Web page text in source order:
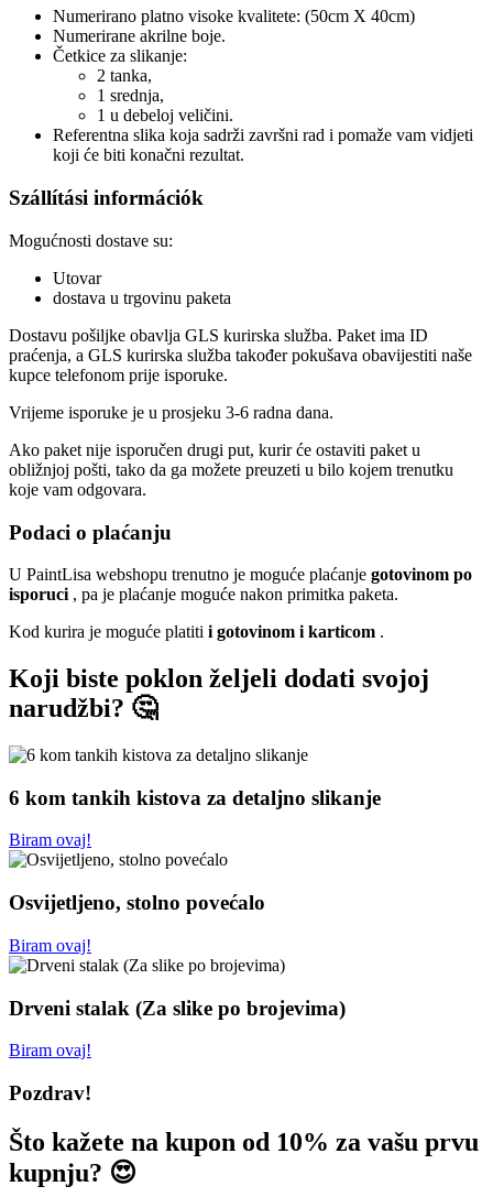
Numerirano platno visoke kvalitete: (50cm X 40cm)
Numerirane akrilne boje.
Četkice za slikanje:
2 tanka,
1 srednja,
1 u debeloj veličini.
Referentna slika koja sadrži završni rad i pomaže vam vidjeti
koji će biti konačni rezultat.
Szállítási információk
Mogućnosti dostave su:
Utovar
dostava u trgovinu paketa
Dostavu pošiljke obavlja GLS kurirska služba. Paket ima ID
praćenja, a GLS kurirska služba također pokušava obavijestiti naše
kupce telefonom prije isporuke.
Vrijeme isporuke je u prosjeku 3-6 radna dana.
Ako paket nije isporučen drugi put, kurir će ostaviti paket u
obližnjoj pošti, tako da ga možete preuzeti u bilo kojem trenutku
koje vam odgovara.
Podaci o plaćanju
U PaintLisa webshopu trenutno je moguće plaćanje gotovinom po
isporuci , pa je plaćanje moguće nakon primitka paketa.
Kod kurira je moguće platiti i gotovinom i karticom .
Koji biste poklon željeli dodati svojoj
narudžbi? 🤔
6 kom tankih kistova za detaljno slikanje
Biram ovaj!
Osvijetljeno, stolno povećalo
Biram ovaj!
Drveni stalak (Za slike po brojevima)
Biram ovaj!
Pozdrav!
Što kažete na kupon od 10% za vašu prvu
kupnju? 😍